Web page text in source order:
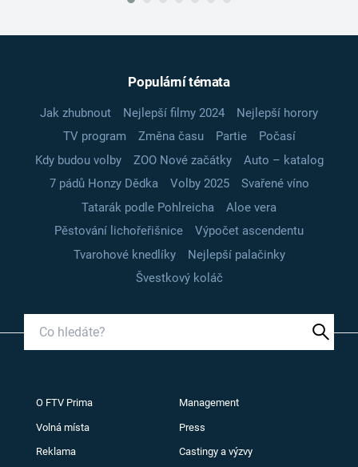
Populární témata
Jak zhubnout Nejlepší filmy 2024
Nejlepší horory
TV program
Změna času Partie
Počasí
Kdy budou volby
ZOO Nové začátky
Auto – katalog
7 pádů Honzy Dědka
Volby 2025
Svařené víno
Tatarák podle Pohlreicha
Aloe vera
Pěstování lichořeřišnice
Výpočet ascendentu
Tvarohové knedlíky
Nejlepší palačinky
Švestkový koláč
O FTV Prima Management
Volná místa Press
Reklama Castingy a výzvy